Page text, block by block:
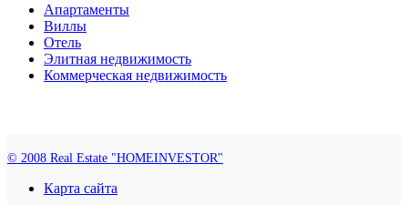
Апартаменты
Виллы
Отель
Элитная недвижимость
Коммерческая недвижимость
© 2008 Real Estate "HOMEINVESTOR"
Карта сайта